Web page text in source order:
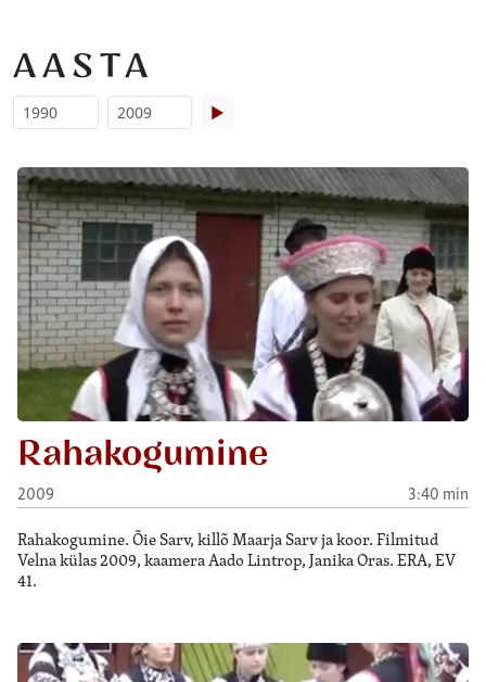
AASTA
▶
Rahakogumine
2009 3:40 min
Rahakogumine. Õie Sarv, killõ Maarja Sarv ja koor. Filmitud
Velna külas 2009, kaamera Aado Lintrop, Janika Oras. ERA, EV
41.